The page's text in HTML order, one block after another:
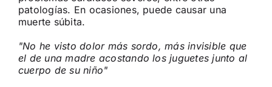
patologías. En ocasiones, puede causar una
muerte súbita.
No he visto dolor más sordo, más invisible que
el de una madre acostando los juguetes junto al
cuerpo de su niño